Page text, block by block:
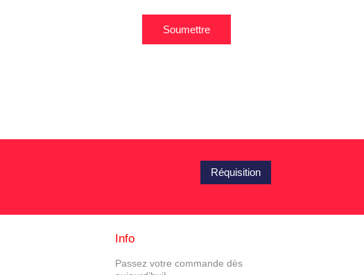
Soumettre
Réquisition
Info
Passez votre commande dès